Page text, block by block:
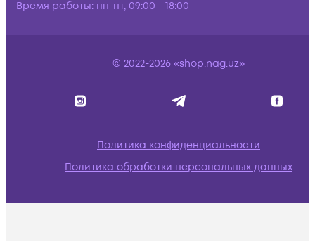
Время работы: пн-пт, 09:00 - 18:00
© 2022-2026 «shop.nag.uz»
Политика конфиденциальности
Политика обработки персональных данных